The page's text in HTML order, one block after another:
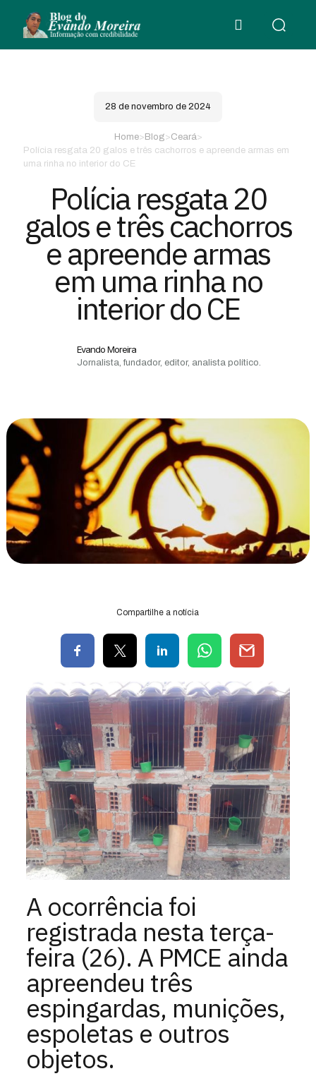
28 de novembro de 2024
Home> Blog>Ceará>
Polícia resgata 20 galos e três cachorros e apreende armas em
uma rinha no interior do CE
Polícia resgata 20
galos e três cachorros
e apreende armas
em uma rinha no
interior do CE
Evando Moreira
Jornalista, fundador, editor, analista político.
Compartilhe a notícia
A ocorrência foi
registrada nesta terça-
feira (26). A PMCE ainda
apreendeu três
espingardas, munições,
espoletas e outros
objetos.